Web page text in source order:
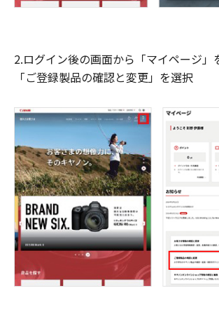
2.ログイン後の画面から「マイページ」
「ご登録製品の確認と変更」を選択